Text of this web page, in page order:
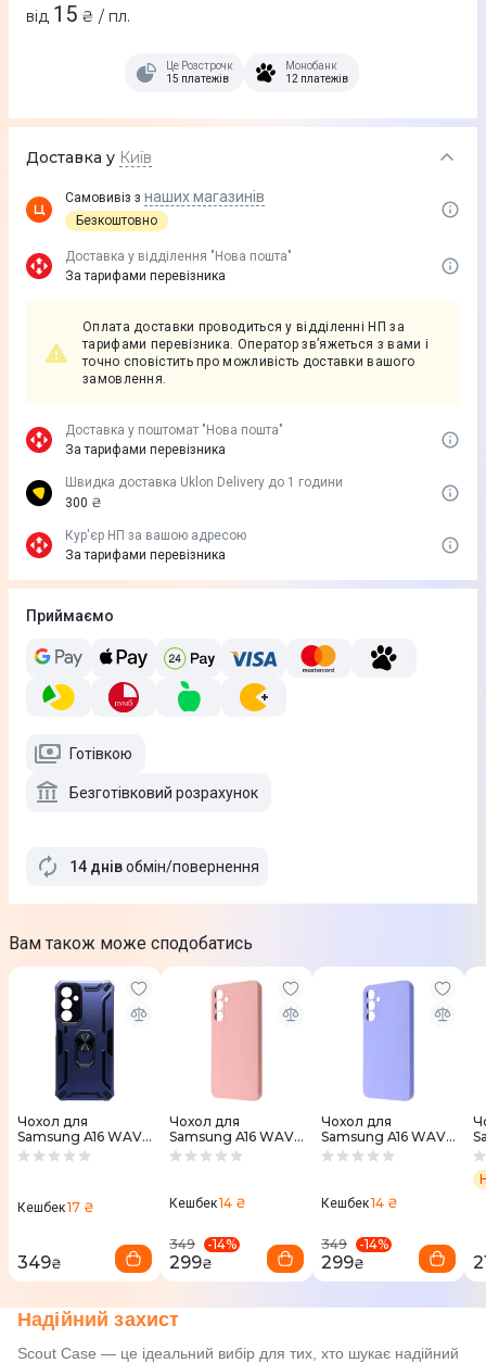
від 15 ₴ / пл.
Це Розстрочка
15 платежів
Монобанк
12 платежів
Доставка у Київ
Самовивіз з наших магазинів
Безкоштовно
Доставка у вiддiлення "Нова пошта"
За тарифами перевізника
Оплата доставки проводиться у відділенні НП за
тарифами перевізника. Оператор зв’яжеться з вами і
точно сповістить про можливість доставки вашого
замовлення.
Доставка у поштомат "Нова пошта"
За тарифами перевізника
Швидка доставка Uklon Delivery до 1 години
300 ₴
Кур'єр НП за вашою адресою
За тарифами перевізника
Приймаємо
Готівкою
Безготівковий розрахунок
14 днівобмін/повернення
Вам також може сподобатись
Чохол для
Samsung A16 WAVE
Power Magnetic
Кешбек17 ₴
349₴
Чохол для
Samsung A16 WAVE
Colorful Case TPU
Кешбек14 ₴
349 -14%
299₴
Чохол для
Samsung A16 WAVE
Colorful Case TPU
Кешбек14 ₴
349 -14%
299₴
Надійний захист
Scout Case — це ідеальний вибір для тих, хто шукає надійний